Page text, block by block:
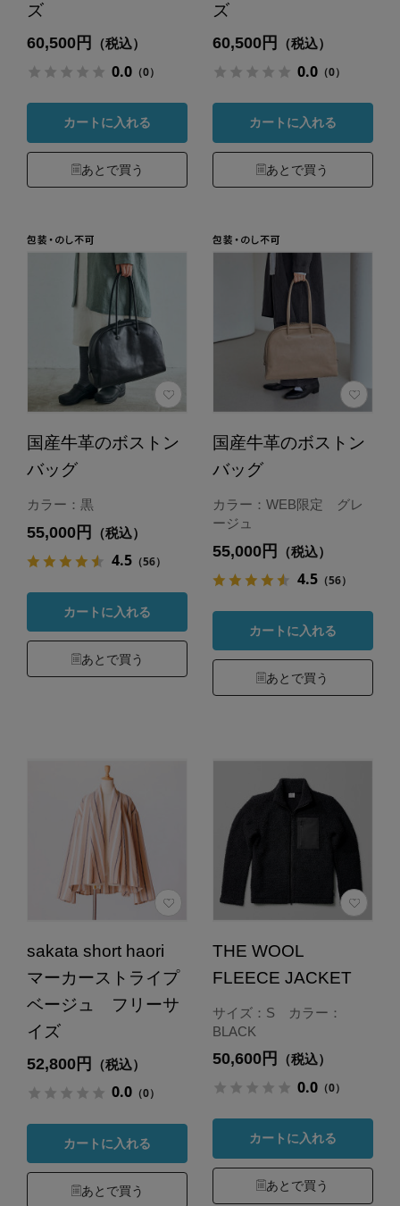
ズ
60,500円 （税込）
0.0（0）
カートに入れる
あとで買う
ズ
60,500円 （税込）
0.0（0）
カートに入れる
あとで買う
国産牛革のボストン
バッグ
カラー：黒
55,000円 （税込）
4.5（56）
カートに入れる
あとで買う
国産牛革のボストン
バッグ
カラー：WEB限定 グレ
ージュ
55,000円 （税込）
4.5（56）
カートに入れる
あとで買う
sakata short haori
マーカーストライプ
ベージュ フリーサ
イズ
52,800円 （税込）
0.0（0）
カートに入れる
あとで買う
THE WOOL
FLEECE JACKET
サイズ：S カラー：
BLACK
50,600円 （税込）
0.0（0）
カートに入れる
あとで買う